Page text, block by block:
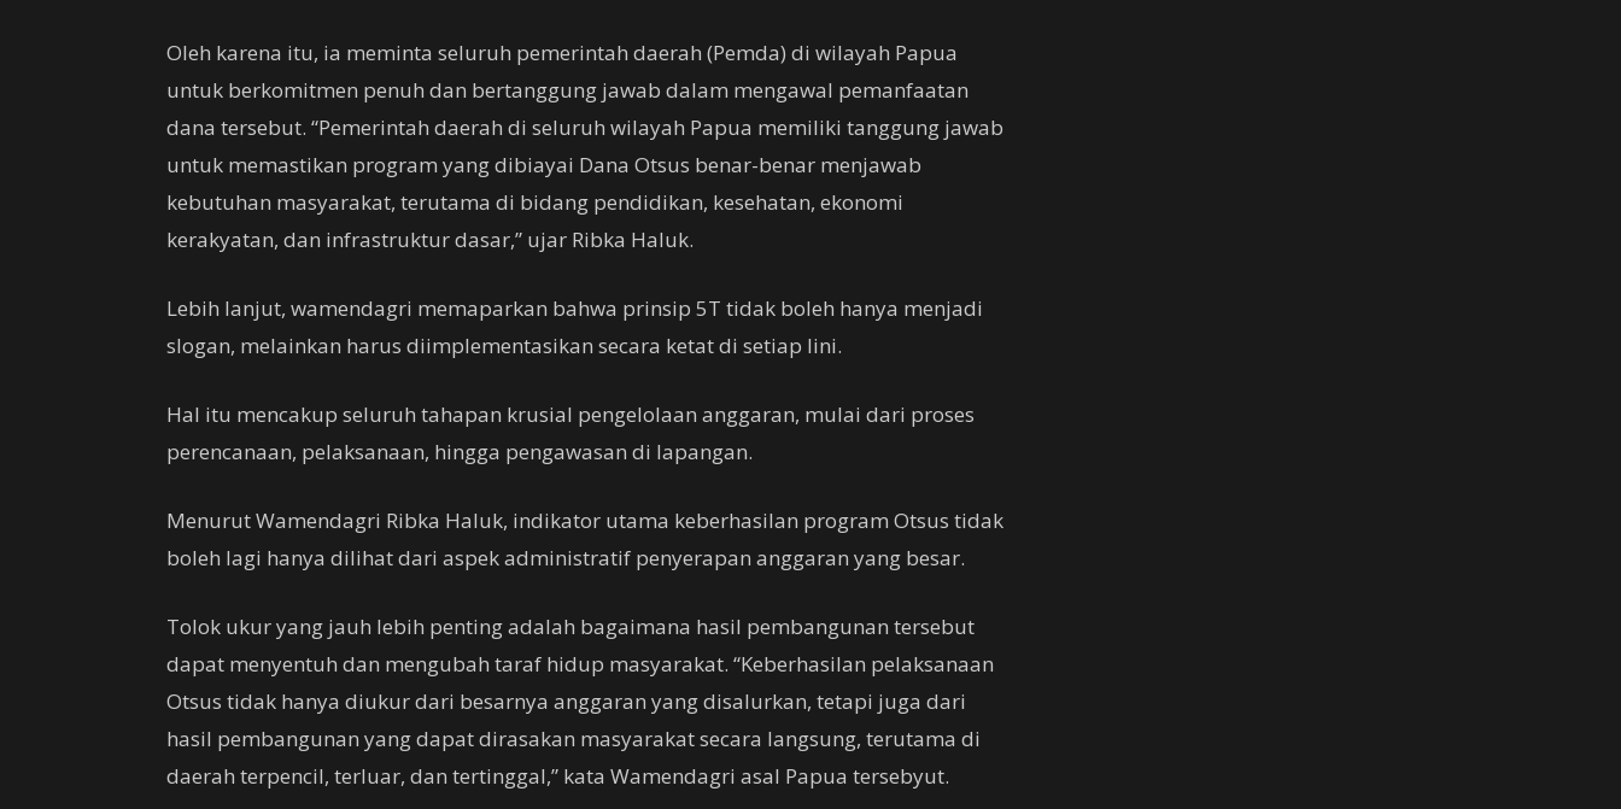
Oleh karena itu, ia meminta seluruh pemerintah daerah (Pemda) di wilayah Papua
untuk berkomitmen penuh dan bertanggung jawab dalam mengawal pemanfaatan
dana tersebut. “Pemerintah daerah di seluruh wilayah Papua memiliki tanggung jawab
untuk memastikan program yang dibiayai Dana Otsus benar-benar menjawab
kebutuhan masyarakat, terutama di bidang pendidikan, kesehatan, ekonomi
kerakyatan, dan infrastruktur dasar,” ujar Ribka Haluk.
Lebih lanjut, wamendagri memaparkan bahwa prinsip 5T tidak boleh hanya menjadi
slogan, melainkan harus diimplementasikan secara ketat di setiap lini.
Hal itu mencakup seluruh tahapan krusial pengelolaan anggaran, mulai dari proses
perencanaan, pelaksanaan, hingga pengawasan di lapangan.
Menurut Wamendagri Ribka Haluk, indikator utama keberhasilan program Otsus tidak
boleh lagi hanya dilihat dari aspek administratif penyerapan anggaran yang besar.
Tolok ukur yang jauh lebih penting adalah bagaimana hasil pembangunan tersebut
dapat menyentuh dan mengubah taraf hidup masyarakat. “Keberhasilan pelaksanaan
Otsus tidak hanya diukur dari besarnya anggaran yang disalurkan, tetapi juga dari
hasil pembangunan yang dapat dirasakan masyarakat secara langsung, terutama di
daerah terpencil, terluar, dan tertinggal,” kata Wamendagri asal Papua tersebyut.